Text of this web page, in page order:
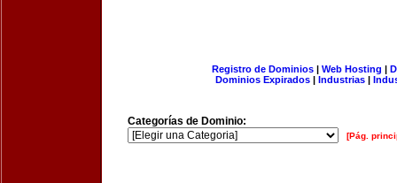
Registro de Dominios| Web Hosting |
Dominios Expirados | Industrias |
Categorías de Dominio:
[Pág.